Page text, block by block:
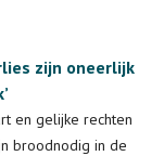
zijn oneerlijk
en gelijke rechten
broodnodig in de